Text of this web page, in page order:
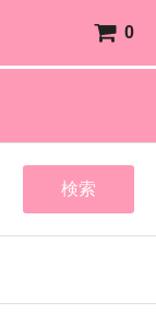
0
検索